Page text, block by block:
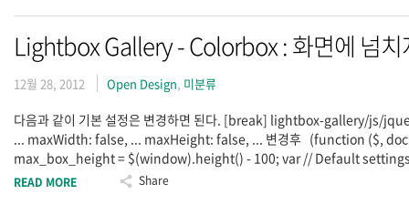
Lightbox Gallery - Colorbox : 화면에 넘치
12월 28, 2012 Open Design, 미분류
다음과 같이 기본 설정은 변경하면 된다. [break] lightbox-gallery/
... maxWidth: false, ... maxHeight: false, ... 변경후 (function ($,
max_box_height = $(window).height() - 100; var // Default
READ MORE Share